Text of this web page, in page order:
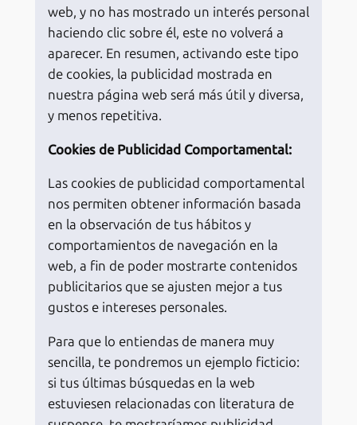
web, y no has mostrado un interés personal
haciendo clic sobre él, este no volverá a
aparecer. En resumen, activando este tipo
de cookies, la publicidad mostrada en
nuestra página web será más útil y diversa,
y menos repetitiva.
Cookies de Publicidad Comportamental:
Las cookies de publicidad comportamental
nos permiten obtener información basada
en la observación de tus hábitos y
comportamientos de navegación en la
web, a fin de poder mostrarte contenidos
publicitarios que se ajusten mejor a tus
gustos e intereses personales.
Para que lo entiendas de manera muy
sencilla, te pondremos un ejemplo ficticio:
si tus últimas búsquedas en la web
estuviesen relacionadas con literatura de